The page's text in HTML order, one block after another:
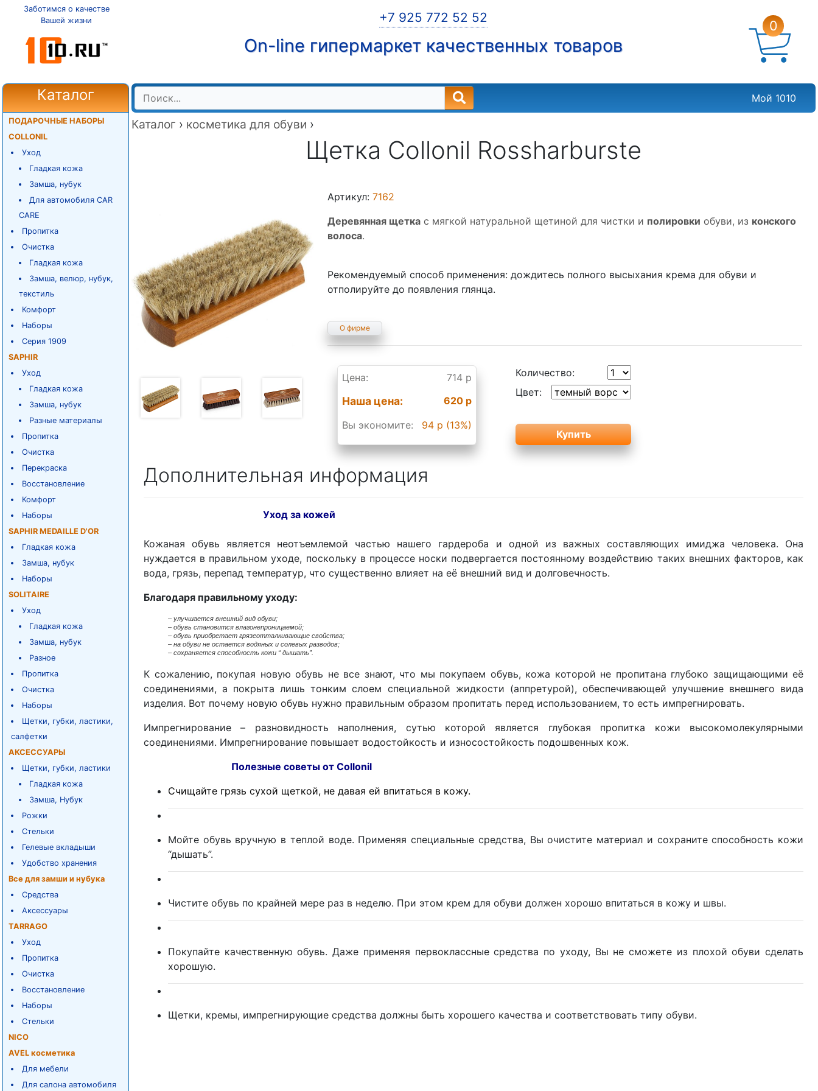
Заботимся о качестве
Вашей жизни
+7 925 772 52 52
On-line гипермаркет качественных товаров
0
Каталог
ПОДАРОЧНЫЕ НАБОРЫ
COLLONIL
Уход
Гладкая кожа
Замша, нубук
Для автомобиля CAR
CARE
Пропитка
Очистка
Гладкая кожа
Замша, велюр, нубук,
текстиль
Комфорт
Наборы
Серия 1909
SAPHIR
Уход
Гладкая кожа
Замша, нубук
Разные материалы
Пропитка
Очистка
Перекраска
Восстановление
Комфорт
Наборы
SAPHIR MEDAILLE D'OR
Гладкая кожа
Замша, нубук
Наборы
SOLITAIRE
Уход
Гладкая кожа
Замша, нубук
Разное
Пропитка
Очистка
Наборы
Щетки, губки, ластики,
салфетки
АКСЕССУАРЫ
Щетки, губки, ластики
Гладкая кожа
Замша, Нубук
Рожки
Стельки
Гелевые вкладыши
Удобство хранения
Все для замши и нубука
Средства
Аксессуары
TARRAGO
Уход
Пропитка
Очистка
Восстановление
Наборы
Стельки
NICO
AVEL косметика
Для мебели
Для салона автомобиля
Мой 1010
Каталог › косметика для обуви ›
Щетка Collonil Rossharburste
Артикул:7162
Деревянная щетка с мягкой натуральной щетиной для чистки и полировки обуви, из конского
волоса.
Рекомендуемый способ применения: дождитесь полного высыхания крема для обуви и
отполируйте до появления глянца.
О фирме
Цена: 714 р
Наша цена:
620 р
Вы экономите:
94 р (13%)
Количество:
Цвет:
Дополнительная информация
Уход за кожей
Кожаная обувь является неотъемлемой частью нашего гардероба и одной из важных составляющих имиджа человека. Она
нуждается в правильном уходе, поскольку в процессе носки подвергается постоянному воздействию таких внешних факторов, как
вода, грязь, перепад температур, что существенно влияет на её внешний вид и долговечность.
Благодаря правильному уходу:
– улучшается внешний вид обуви;
– обувь становится влагонепроницаемой;
– обувь приобретает грязеотталкивающие свойства;
– на обуви не остается водяных и солевых разводов;
– сохраняется способность кожи “ дышать”.
К сожалению, покупая новую обувь не все знают, что мы покупаем обувь, кожа которой не пропитана глубоко защищающими её
соединениями, а покрыта лишь тонким слоем специальной жидкости (аппретурой), обеспечивающей улучшение внешнего вида
изделия. Вот почему новую обувь нужно правильным образом пропитать перед использованием, то есть импрегнировать.
Импрегнирование – разновидность наполнения, сутью которой является глубокая пропитка кожи высокомолекулярными
соединениями. Импрегнирование повышает водостойкость и износостойкость подошвенных кож.
Полезные советы от Collonil
Счищайте грязь сухой щеткой, не давая ей впитаться в кожу.
Мойте обувь вручную в теплой воде. Применяя специальные средства, Вы очистите материал и сохраните способность кожи
“дышать”.
Чистите обувь по крайней мере раз в неделю. При этом крем для обуви должен хорошо впитаться в кожу и швы.
Покупайте качественную обувь. Даже применяя первоклассные средства по уходу, Вы не сможете из плохой обуви сделать
хорошую.
Щетки, кремы, импрегнирующие средства должны быть хорошего качества и соответствовать типу обуви.